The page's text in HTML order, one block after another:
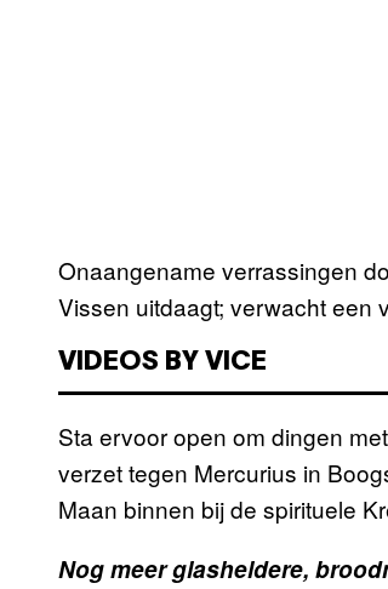
Onaangename verrassingen
Vissen uitdaagt; verwacht een
VIDEOS BY VICE
Sta ervoor open om dingen
verzet tegen Mercurius in
Maan binnen bij de spirituele
Nog meer glasheldere,